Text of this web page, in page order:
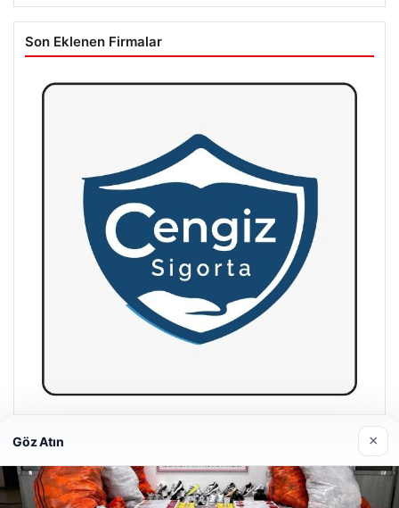
Son Eklenen Firmalar
Hastaş Beton
Göz Atın ×